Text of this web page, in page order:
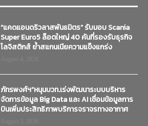
“แคดแอนดริวลาสพันธมิตร” รับมอบ Scania
Super Euro5 ล็อตใหญ่ 40 คันที่รองรับธุรกิจ
โลจิสติกส์ ย้ำสแกนเนียความแข็งแกร่ง
ภัทรพงศ์ฯ”หนุนบวท.เร่งพัฒนาระบบบริหาร
จัดการข้อมูล Big Data และ AI เชื่อมข้อมูลการ
บินเพิ่มประสิทธิภาพบริการจราจรทางอากาศ